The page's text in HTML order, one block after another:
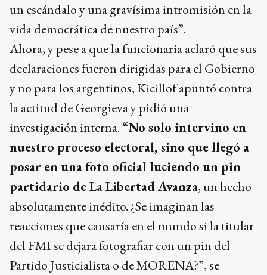
un escándalo y una gravísima intromisión en la
vida democrática de nuestro país”.
Ahora, y pese a que la funcionaria aclaró que sus
declaraciones fueron dirigidas para el Gobierno
y no para los argentinos, Kicillof apuntó contra
la actitud de Georgieva y pidió una
investigación interna. “No solo intervino en
nuestro proceso electoral, sino que llegó a
posar en una foto oficial luciendo un pin
partidario de La Libertad Avanza, un hecho
absolutamente inédito. ¿Se imaginan las
reacciones que causaría en el mundo si la titular
del FMI se dejara fotografiar con un pin del
Partido Justicialista o de MORENA?”, se